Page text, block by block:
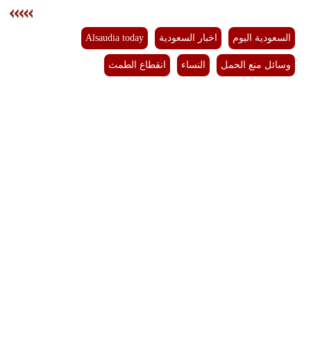
السعودية اليوم اخبار السعودية Alsaudia today
وسائل منع الحمل النساء انقطاع الطمث